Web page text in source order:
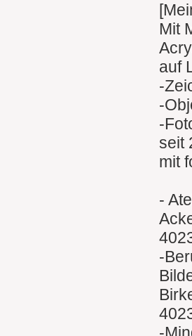
Mit
auf
-
-
-
seit
mit
-
-